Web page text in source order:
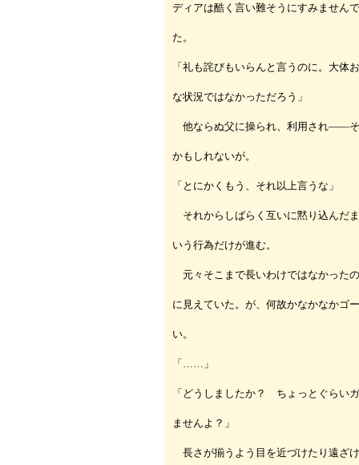
ディアは酷く言い難そうにすみません
た。
「礼も詫びもいらんと言うのに。大体
な状況ではなかっただろう」
他ならぬ父に操られ、利用され――
かもしれないが。
「とにかくもう、それ以上言うな」
それからしばらく互いに黙り込んだ
いう行為だけが進む。
元々そこまで長いわけではなかった
に見えていた。が、何故かなかなかゴ
い。
「……」
「どうしましたか？ ちょっとぐらい
ませんよ？」
長さが揃うよう目を近づけたり遠ざ